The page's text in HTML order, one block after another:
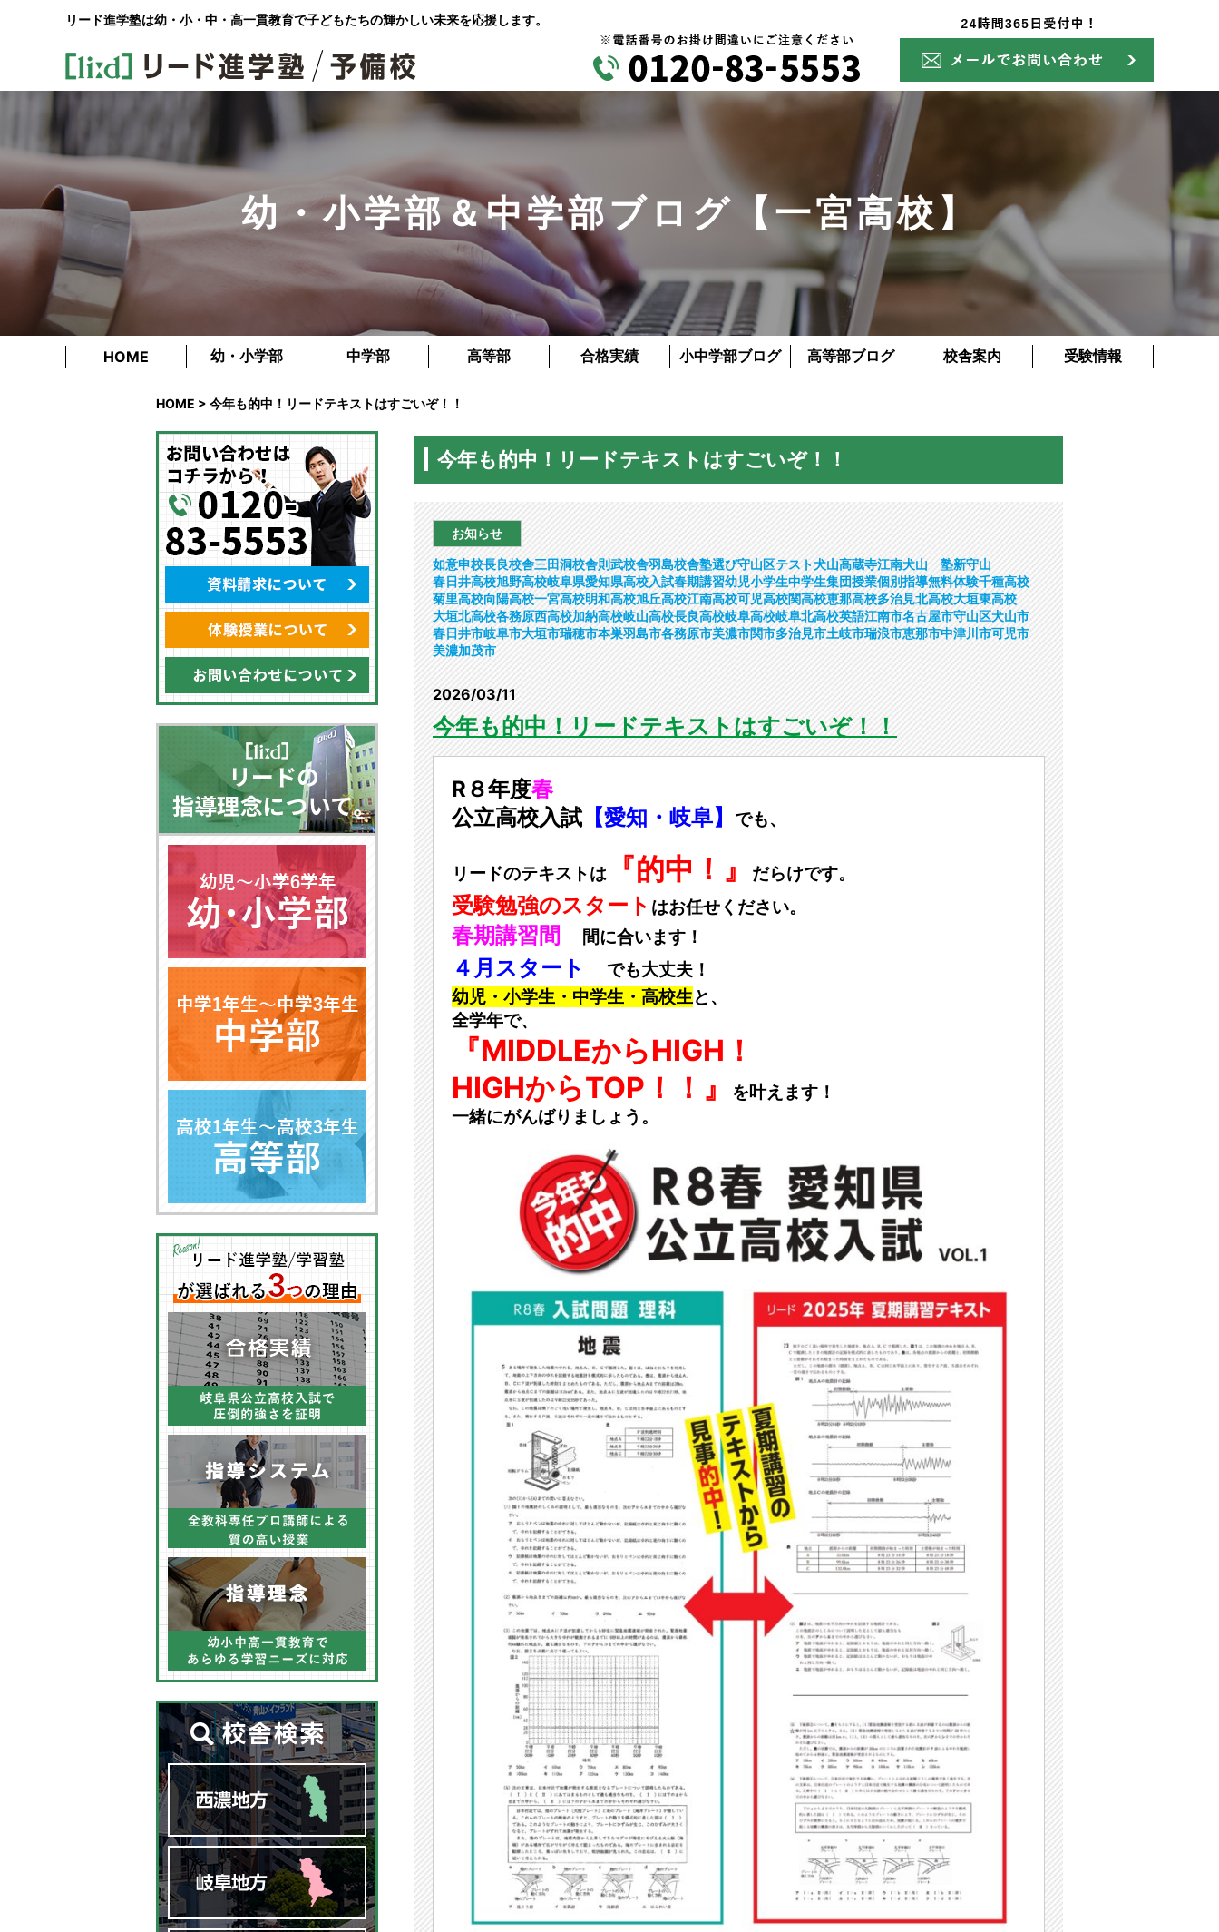
リード進学塾は幼・小・中・高一貫教育で子どもたちの輝かしい未来を応援します。
幼・小学部＆中学部ブログ【一宮高校】
HOME 幼・小学部 中学部 高等部 合格実績 小中学部ブログ 高等部ブログ 校舎案内 受験情報
HOME > 今年も的中！リードテキストはすごいぞ！！
今年も的中！リードテキストはすごいぞ！！
お知らせ
如意申校長良校舎三田洞校舎則武校舎羽島校舎塾選び守山区テスト犬山高蔵寺江南犬山 塾新守山
春日井高校旭野高校岐阜県愛知県高校入試春期講習幼児小学生中学生集団授業個別指導無料体験千種高校
菊里高校向陽高校一宮高校明和高校旭丘高校江南高校可児高校関高校恵那高校多治見北高校大垣東高校
大垣北高校各務原西高校加納高校岐山高校長良高校岐阜高校岐阜北高校英語江南市名古屋市守山区犬山市
春日井市岐阜市大垣市瑞穂市本巣羽島市各務原市美濃市関市多治見市土岐市瑞浪市恵那市中津川市可児市
美濃加茂市
2026/03/11
今年も的中！リードテキストはすごいぞ！！
R８年度春
公立高校入試 【愛知・岐阜】 でも、
リードのテキストは 『的中！』 だらけです。
受験勉強のスタート はお任せください。
春期講習間 間に合います！
４月スタート
でも大丈夫！
幼児・小学生・中学生・高校生と、
全学年で、
『MIDDLEからHIGH！
HIGHからTOP！！』
を叶えます！
一緒にがんばりましょう。